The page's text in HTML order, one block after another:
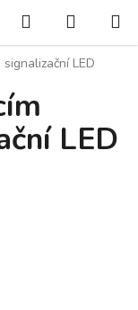
Hledat
KOŠÍK
LED
LED